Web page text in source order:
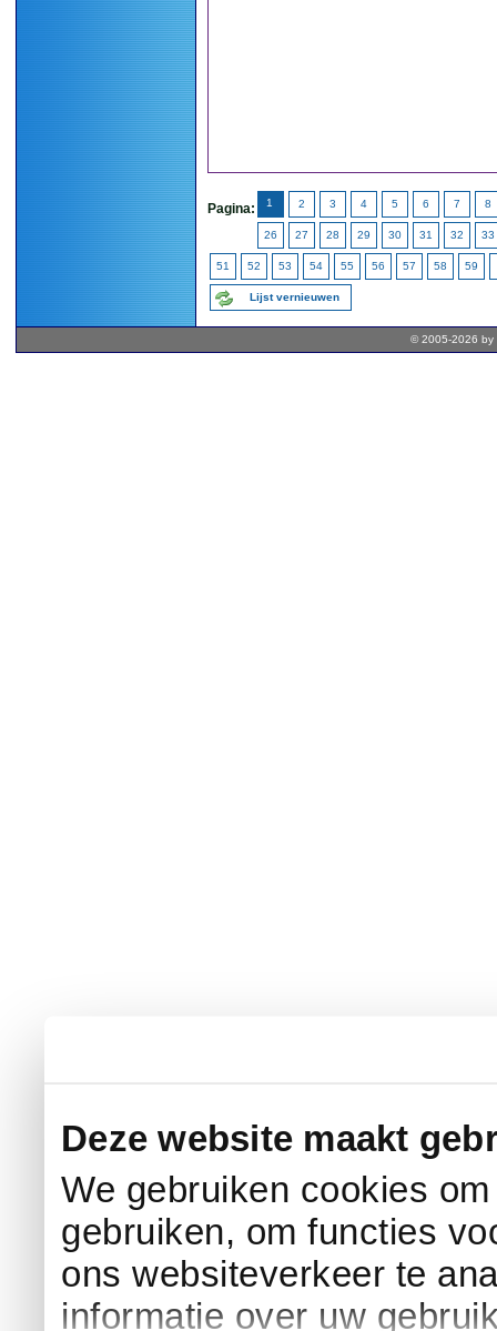
Deze website maakt
We gebruiken cookies
gebruiken, om functies
ons websiteverkeer te
informatie over uw
Pagina: 1 2 3 4 5 6 7 8
26 27 28 29 30 31 32 33
51 52 53 54 55 56 57 58 59
Lijst vernieuwen
© 2005-2026 by